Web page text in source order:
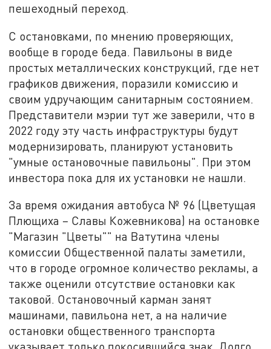
пешеходный переход.
С остановками, по мнению проверяющих,
вообще в городе беда. Павильоны в виде
простых металлических конструкций, где нет
графиков движения, поразили комиссию и
своим удручающим санитарным состоянием.
Представители мэрии тут же заверили, что в
2022 году эту часть инфраструктуры будут
модернизировать, планируют установить
"умные остановочные павильоны". При этом
инвестора пока для их установки не нашли.
За время ожидания автобуса № 96 (Цветущая
Плющиха – Славы Кожевникова) на остановке
"Магазин "Цветы"" на Ватутина члены
комиссии Общественной палаты заметили,
что в городе огромное количество рекламы, а
также оценили отсутствие остановки как
таковой. Остановочный карман занят
машинами, павильона нет, а на наличие
остановки общественного транспорта